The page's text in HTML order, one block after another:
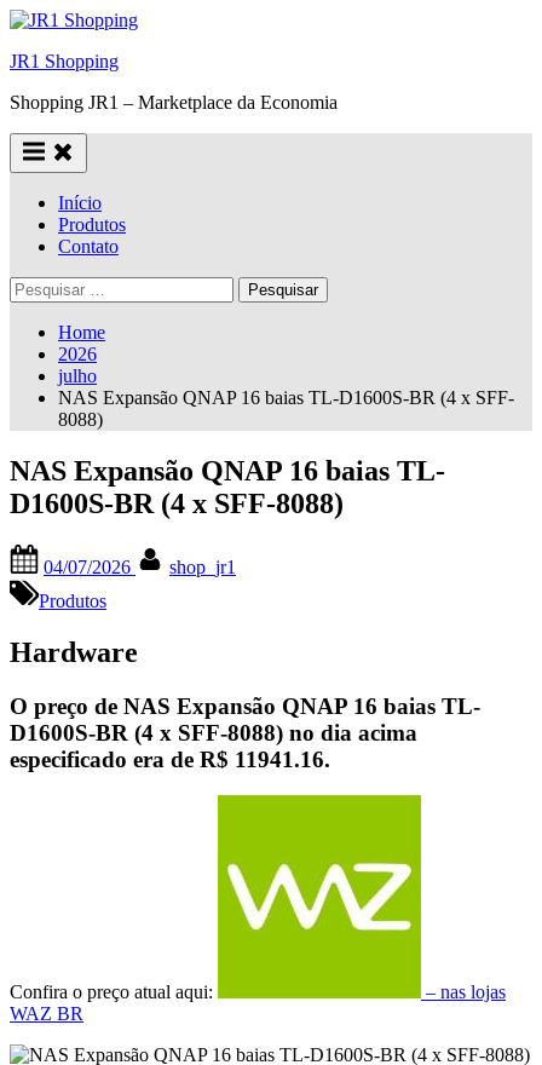
Skip
content
JR1 Shopping
Shopping JR1 – Marketplace da Economia
Início
Produtos
Contato
Pesquisar
por:
Home
2026
julho
NAS Expansão QNAP 16 baias TL-D1600S-BR (4 x SFF-
8088)
NAS Expansão QNAP 16 baias TL-
D1600S-BR (4 x SFF-8088)
on
04/07/2026
shop_jr1
Produtos
Hardware
O preço de NAS Expansão QNAP 16 baias TL-
D1600S-BR (4 x SFF-8088) no dia acima
especificado era de R$ 11941.16.
Confira o preço atual aqui:
– nas lojas
WAZ BR